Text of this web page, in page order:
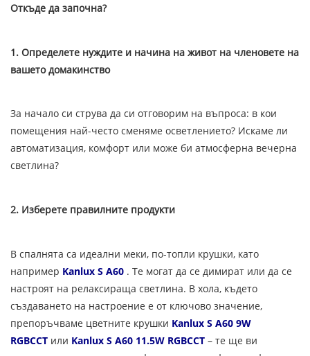
Откъде да започна?
1. Определете нуждите и начина на живот на членовете на
вашето домакинство
За начало си струва да си отговорим на въпроса: в кои
помещения най-често сменяме осветлението? Искаме ли
автоматизация, комфорт или може би атмосферна вечерна
светлина?
2. Изберете правилните продукти
В спалнята са идеални меки, по-топли крушки, като
например Kanlux S A60 . Те могат да се димират или да се
настроят на релаксираща светлина. В хола, където
създаването на настроение е от ключово значение,
препоръчваме цветните крушки Kanlux S A60 9W
RGBCCT или Kanlux S A60 11.5W RGBCCT – те ще ви